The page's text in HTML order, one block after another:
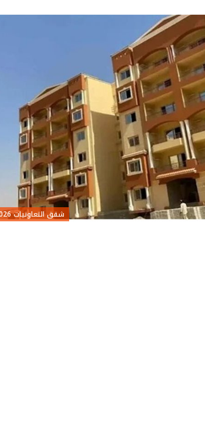
شقق التعاونيات 2026